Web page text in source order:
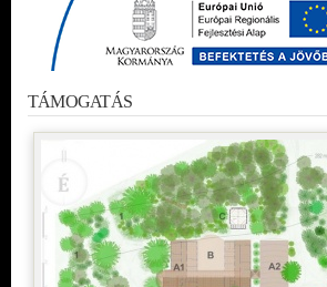
TÁMOGATÁS